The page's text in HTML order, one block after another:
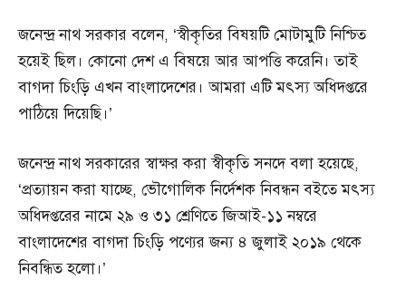
জনেন্দ্র নাথ সরকার বলেন, ‘স্বীকৃতির বিষয়টি মোটামুটি নিশ্চিত
হয়েই ছিল। কোনো দেশ এ বিষয়ে আর আপত্তি করেনি। তাই
বাগদা চিংড়ি এখন বাংলাদেশের। আমরা এটি মৎস্য অধিদপ্তরে
পাঠিয়ে দিয়েছি।’
জনেন্দ্র নাথ সরকারের স্বাক্ষর করা স্বীকৃতি সনদে বলা হয়েছে,
‘প্রত্যায়ন করা যাচ্ছে, ভৌগোলিক নির্দেশক নিবন্ধন বইতে মৎস্য
অধিদপ্তরের নামে ২৯ ও ৩১ শ্রেণিতে জিআই-১১ নম্বরে
বাংলাদেশের বাগদা চিংড়ি পণ্যের জন্য ৪ জুলাই ২০১৯ থেকে
নিবন্ধিত হলো।’